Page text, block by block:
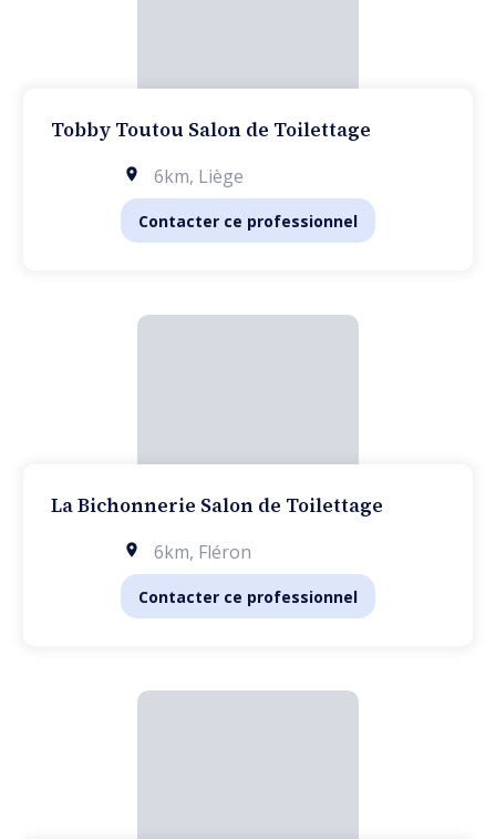
Tobby Toutou Salon de Toilettage
6km, Liège
Contacter ce professionnel
La Bichonnerie Salon de Toilettage
6km, Fléron
Contacter ce professionnel